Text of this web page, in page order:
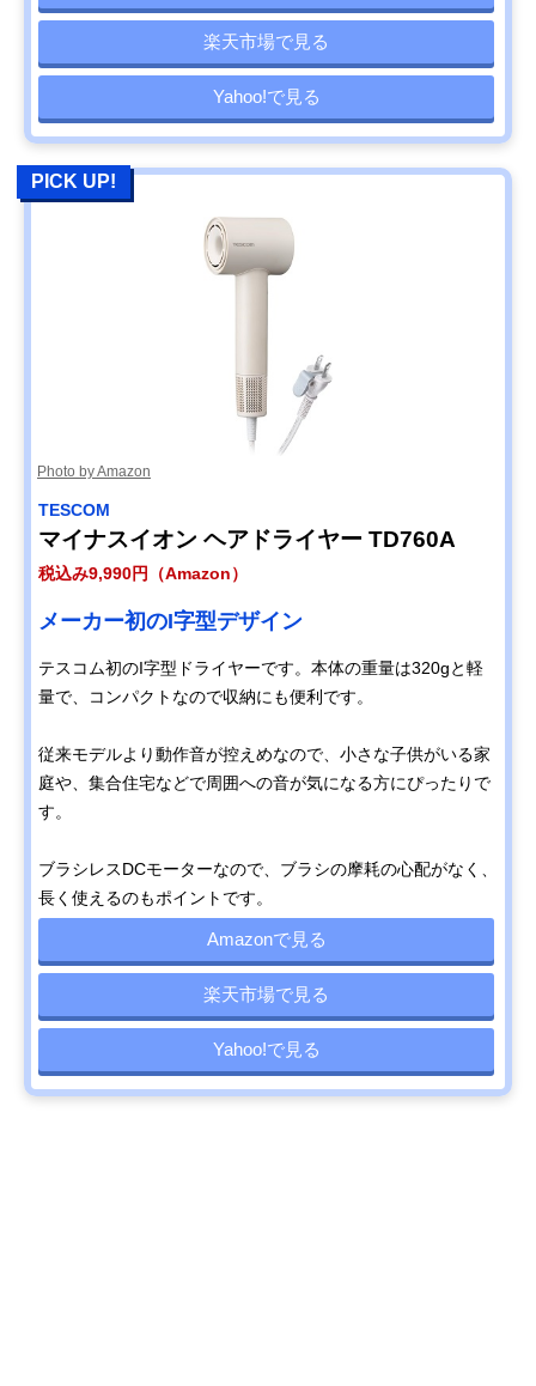
楽天市場で見る
Yahoo!で見る
PICK UP!
Photo by Amazon
TESCOM
マイナスイオン ヘアドライヤー TD760A
税込み9,990円（Amazon）
メーカー初のI字型デザイン
テスコム初のI字型ドライヤーです。本体の重量は320gと軽
量で、コンパクトなので収納にも便利です。
従来モデルより動作音が控えめなので、小さな子供がいる家
庭や、集合住宅などで周囲への音が気になる方にぴったりで
す。
ブラシレスDCモーターなので、ブラシの摩耗の心配がなく、
長く使えるのもポイントです。
Amazonで見る
楽天市場で見る
Yahoo!で見る